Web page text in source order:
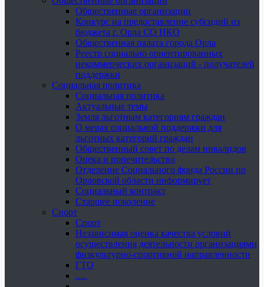
Общественные организации
Конкурс на предоставление субсидий из
бюджета г. Орла СО НКО
Общественная палата города Орла
Реестр социально ориентированных
некоммерческих организаций - получателей
поддержки
Социальная политика
Социальная политика
Актуальные темы
Земля льготным категориям граждан
О мерах социальной поддержки для
льготных категорий граждан
Общественный совет по делам инвалидов
Опека и попечительство
Отделение Социального фонда России по
Орловской области информирует
Социальный контракт
Старшее поколение
Спорт
Спорт
Независимая оценка качества условий
осуществления деятельности организациями
физкультурно-спортивной направленности
ГТО
.....